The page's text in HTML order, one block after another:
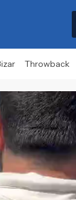
Throwback